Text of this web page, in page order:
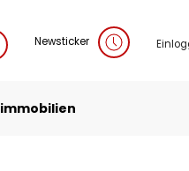
Newsticker
immobilien